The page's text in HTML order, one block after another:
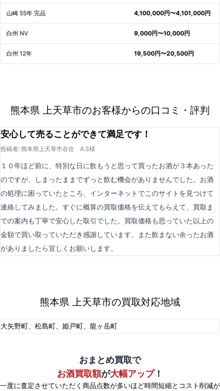
山崎 55年 完品 4,100,000円〜4,101,000円
白州 NV 9,000円〜10,000円
白州 12年 19,500円〜20,500円
熊本県 上天草市のお客様からの口コミ・評判
安心して売ることができて満足です！
投稿者: 熊本県上天草市在住 A.S様
１０年ほど前に、特別な日に飲もうと思って買ったお酒が３本あった
のですが、しまったままでずっと飲む機会がありませんでした。お酒
の処理に困っていたところ、インターネットでこのサイトを見つけて
連絡してみました。すぐに概算の買取価格を伝えてもらえて、買取ま
での案内も丁寧で安心した取引でした。買取価格も思っていた以上の
金額で買い取っていただき感謝しています。また飲まない余ったお酒
がありましたら宜しくお願いします。
熊本県 上天草市の買取対応地域
大矢野町、松島町、姫戸町、龍ヶ岳町
おまとめ買取で
お酒買取額が大幅アップ！
一度に査定させていただく商品点数が多いほど時間短縮とコスト削減が